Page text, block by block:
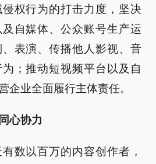
权行为的打击力度，坚决
自媒体、公众账号生产运
表演、传播他人影视、音
；推动短视频平台以及自
企业全面履行主体责任。
心协力
数以百万的内容创作者，